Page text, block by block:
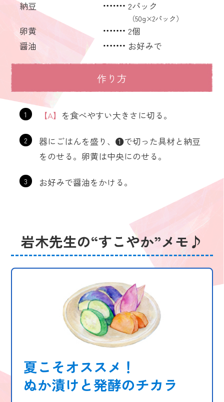
納豆
2パック
（50g×2パック）
卵黄
2個
醤油
お好みで
作り方
1 【A】 を食べやすい大きさに切る。
2
器にごはんを盛り、❶で切った具材と納豆
をのせる。卵黄は中央にのせる。
3 お好みで醤油をかける。
岩木先生の“すこやか”メモ♪
夏こそオススメ！
ぬか漬けと発酵のチカラ